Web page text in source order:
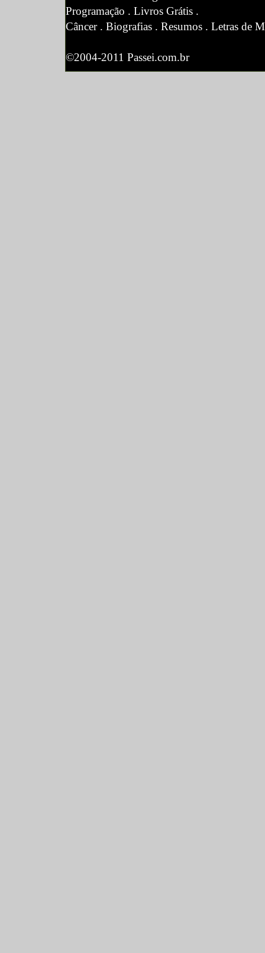
Programação . Livros Grátis .
Câncer. Biografias . Resumos . Letras de
©2004-2011 Passei.com.br